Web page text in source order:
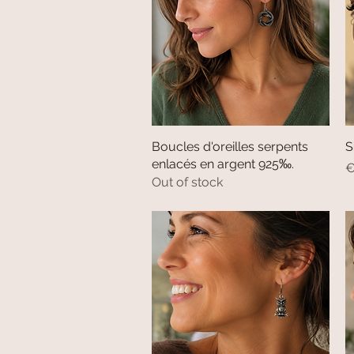
Quick View
Boucles d'oreilles serpents
enlacés en argent 925‰.
Out of stock